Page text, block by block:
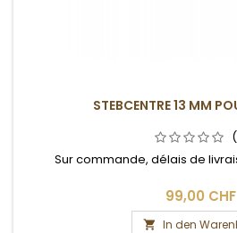
STEBCENTRE 13 MM
Sur commande, délais de
99,00 CHF
 In den